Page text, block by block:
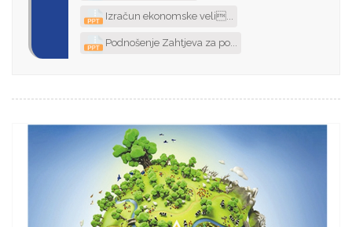
Izračun ekonomske veli...
Podnošenje Zahtjeva za po...